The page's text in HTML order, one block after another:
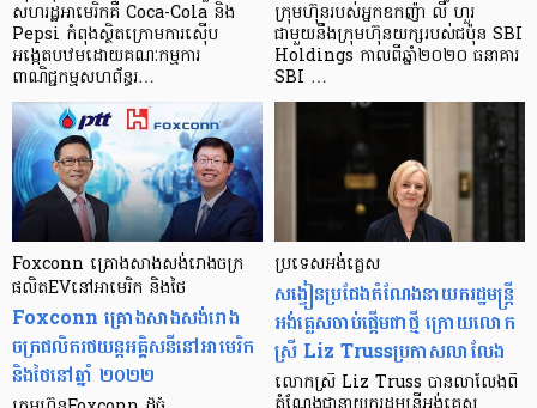
សហរដ្ឋអាមេរិកគឺ Coca-Cola និង
Pepsi កំពុងស្ថិតក្រោមការស៊ើប
អង្កេតបឋមដោយគណៈកម្មការ
ពាណិជ្ជកម្មសហព័ន្ធរ…
ក្រុមហ៊ុនរបស់អ្នកឧកញ៉ា លី ហួរ
ជាមួយនឹងក្រុមហ៊ុនយក្សរបស់ជប៉ុន SBI
Holdings កាលពីឆ្នាំ២០២០ ធនាគារ
SBI …
Foxconn គ្រោងសាងសង់រោងចក្រ
ផលិតEVនៅអាមេរិក និងថៃ
Foxconn គ្រោងសាងសង់រោង
ចក្រផលិតរថយន្តអគ្គិសនីនៅអាមេរិក
និងថៃនៅឆ្នាំ ២០២២
ប្រទេសអង់គ្លេស
សង្វៀនប្រជែងតំណែងនាយករដ្ឋមន្ត្រី
អង់គ្លេសចាប់ផ្តើមជាថ្មី ក្រោយលោក
ស្រី Liz Trussប្រកាសលាលែង
លោកស្រី Liz Truss បានលាលែងពី